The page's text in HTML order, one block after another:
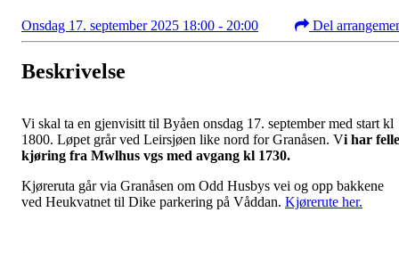
Onsdag 17. september 2025 18:00 - 20:00 Del
Beskrivelse
Vi skal ta en gjenvisitt til Byåen onsdag 17. september med start kl
1800. Løpet grår ved Leirsjøen like nord for Granåsen. Vi har
kjøring fra Mwlhus vgs med avgang kl 1730.
Kjøreruta går via Granåsen om Odd Husbys vei og opp bakkene
ved Heukvatnet til Dike parkering på Våddan. Kjørerute her.